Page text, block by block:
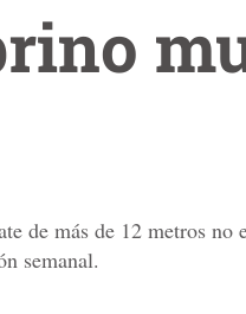
de más de 12 metros
semanal.